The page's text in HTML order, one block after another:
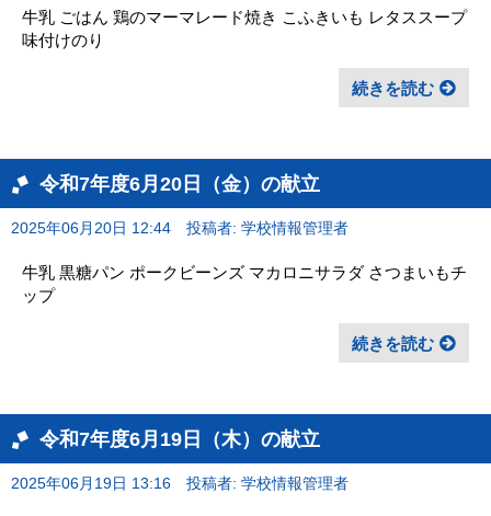
牛乳 ごはん 鶏のマーマレード焼き こふきいも レタススープ
味付けのり
続きを読む
令和7年度6月20日（金）の献立
2025年06月20日 12:44 投稿者: 学校情報管理者
牛乳 黒糖パン ポークビーンズ マカロニサラダ さつまいもチ
ップ
続きを読む
令和7年度6月19日（木）の献立
2025年06月19日 13:16 投稿者: 学校情報管理者